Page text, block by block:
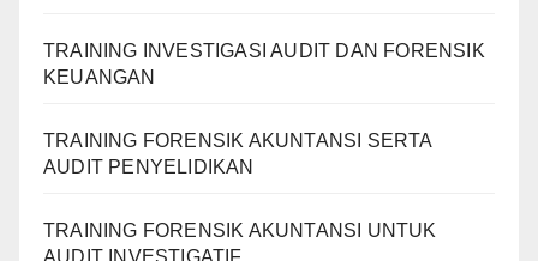
TRAINING INVESTIGASI AUDIT DAN FORENSIK
KEUANGAN
TRAINING FORENSIK AKUNTANSI SERTA
AUDIT PENYELIDIKAN
TRAINING FORENSIK AKUNTANSI UNTUK